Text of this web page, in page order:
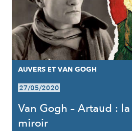
AUVERS ET VAN GOGH
27/05/2020
Van Gogh – Artaud :
miroir